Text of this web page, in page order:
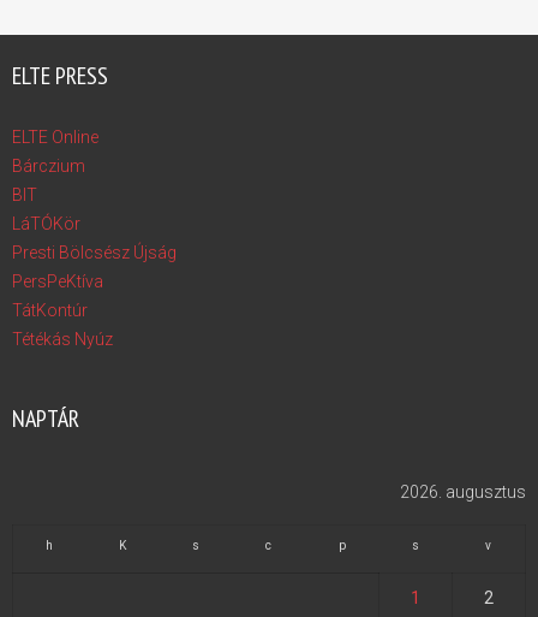
ELTE PRESS
ELTE Online
Bárczium
BIT
LáTÓKör
Presti Bölcsész Újság
PersPeKtíva
TátKontúr
Tétékás Nyúz
NAPTÁR
2026. augusztus
h K s c p s v
1 2